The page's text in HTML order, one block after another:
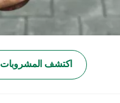
اكتشف المشروبات